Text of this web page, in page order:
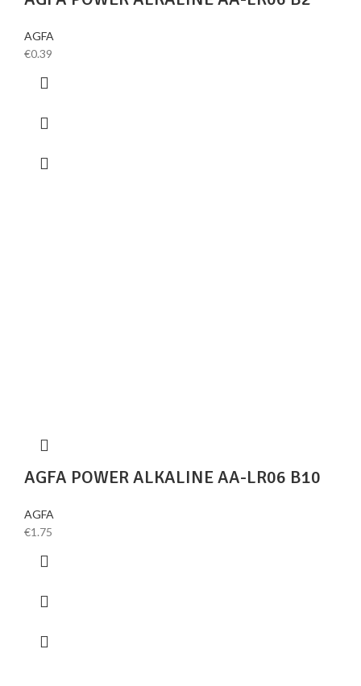
AGFA
€0.39
AGFA POWER ALKALINE AA-LR06 B10
AGFA
€1.75